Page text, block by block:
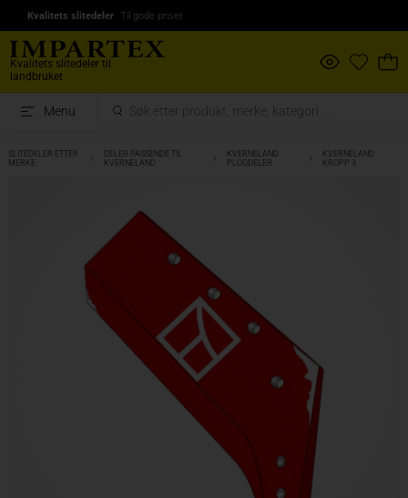
Kvalitets slitedeler Til gode priser
Kvalitets slitedeler til
landbruket
Menu
SLITEDELER ETTER
MERKE
DELER PASSENDE TIL
KVERNELAND
KVERNELAND
PLOGDELER
KVERNELAND
KROPP 3